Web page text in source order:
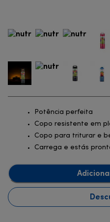
Potência perfeita
Copo resistente em
Copo para triturar e
Carrega e estás